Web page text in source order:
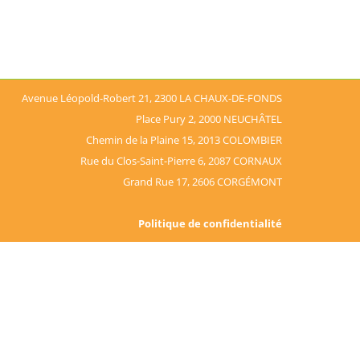
Avenue Léopold-Robert 21, 2300 LA CHAUX-DE-FONDS
Place Pury 2, 2000 NEUCHÂTEL
Chemin de la Plaine 15, 2013 COLOMBIER
Rue du Clos-Saint-Pierre 6, 2087 CORNAUX
Grand Rue 17, 2606 CORGÉMONT
Politique de confidentialité